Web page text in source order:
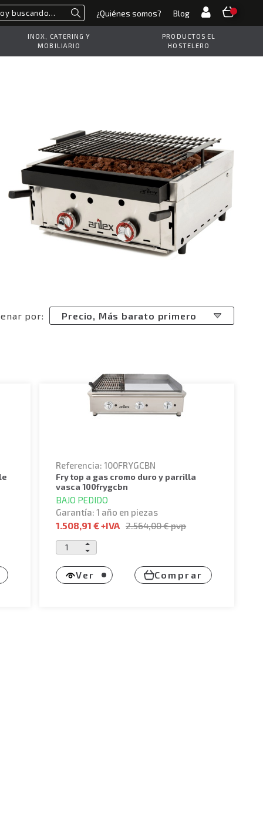
Buscar¿Quiénes somos? Blog
INOX, CATERING Y
MOBILIARIO
PRODUCTOS EL
HOSTELERO
por: Precio, Más barato primero
Referencia: 100FRYGCBN
fry top a gas cromo duro y parrilla
vasca 100frygcbn
BAJO PEDIDO
Garantía: 1 año en piezas
1.508,91 €+IVA 2.564,00 €pvp
Ver Comprar